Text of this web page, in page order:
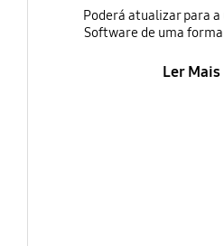
Poderá atualizar para
Software de uma
Ler Mais